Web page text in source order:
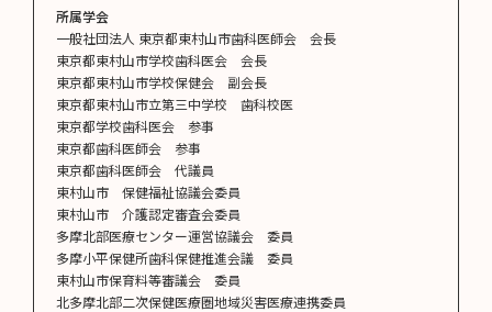
所属学会
一般社団法人 東京都東村山市歯科医師会 会長
東京都東村山市学校歯科医会 会長
東京都東村山市学校保健会 副会長
東京都東村山市立第三中学校 歯科校医
東京都学校歯科医会 参事
東京都歯科医師会 参事
東京都歯科医師会 代議員
東村山市 保健福祉協議会委員
東村山市 介護認定審査会委員
多摩北部医療センター運営協議会 委員
多摩小平保健所歯科保健推進会議 委員
東村山市保育料等審議会 委員
北多摩北部二次保健医療圏地域災害医療連携委員